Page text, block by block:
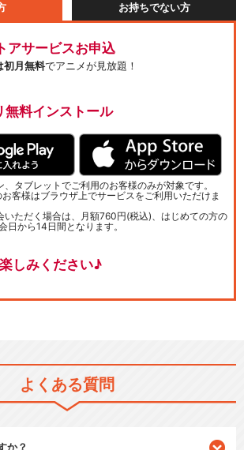
お持ちでない方
アサービスお申込
初月無料でアニメが見放題！
無料インストール
、タブレットでご利用のお客様のみが対象です。
客様はブラウザ上でサービスをご利用いただけま
いただく場合は、月額760円(税込)、はじめての方の
日から14日間となります。
しみください♪
よくある質問
か？